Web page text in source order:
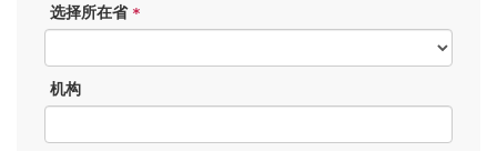
选择所在省 *
机构